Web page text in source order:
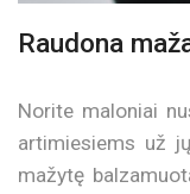
Raudona
Norite maloniai
artimiesiems už
mažytę